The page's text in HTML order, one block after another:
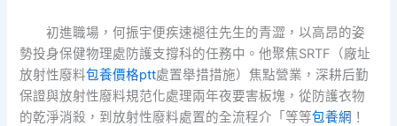
初進職場，何振宇便疾速褪往先生的青澀，以高昂的姿
勢投身保健物理處防護支撐科的任務中。他聚焦SRTF（廠址
放射性廢料包養價格ptt處置舉措措施）焦點營業，深耕后勤
保證與放射性廢料規范化處理兩年夜要害板塊，從防護衣物
的乾淨消殺，到放射性廢料處置的全流程介「等等包養網 ！